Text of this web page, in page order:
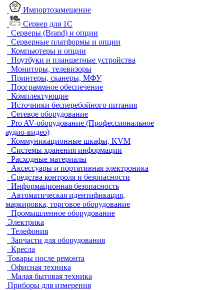
Импортозамещение
Сервер для 1С
Серверы (Brand) и опции
Серверные платформы и опции
Компьютеры и опции
Ноутбуки и планшетные устройства
Мониторы, телевизоры
Принтеры, сканеры, МФУ
Программное обеспечение
Комплектующие
Источники бесперебойного питания
Сетевое оборудование
Pro AV-оборудование (Профессиональное
аудио-видео)
Коммуникационные шкафы, KVM
Системы хранения информации
Расходные материалы
Аксессуары и портативная электроника
Средства контроля и безопасности
Информационная безопасность
Автоматическая идентификация,
маркировка, торговое оборудование
Промышленное оборудование
Электрика
Телефония
Запчасти для оборудования
Кресла
Товары после ремонта
Офисная техника
Малая бытовая техника
Приборы для измерения